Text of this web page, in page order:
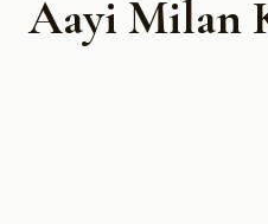
Aayi Milan